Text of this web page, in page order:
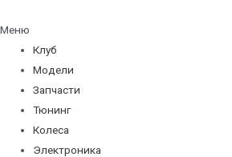
Меню
Клуб
Модели
Запчасти
Тюнинг
Колеса
Электроника